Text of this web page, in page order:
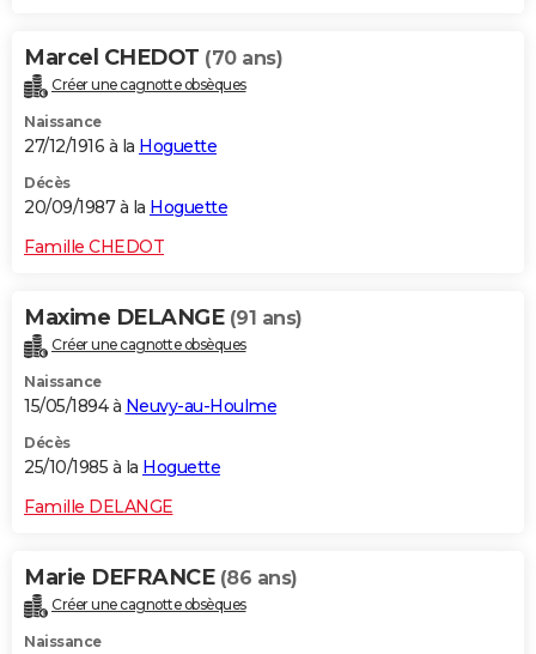
Marcel CHEDOT (70 ans)
Créer une cagnotte obsèques
Naissance
27/12/1916 à la Hoguette
Décès
20/09/1987 à la Hoguette
Famille CHEDOT
Maxime DELANGE (91 ans)
Créer une cagnotte obsèques
Naissance
15/05/1894 à Neuvy-au-Houlme
Décès
25/10/1985 à la Hoguette
Famille DELANGE
Marie DEFRANCE (86 ans)
Créer une cagnotte obsèques
Naissance